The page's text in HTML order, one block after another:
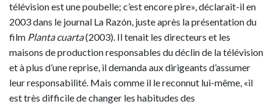
télévision est une poubelle; c’est encore pire», déclarait-il en
2003 dans le journal La Razón, juste après la présentation du
film Planta cuarta(2003). Il tenait les directeurs et les
maisons de production responsables du déclin de la télévision
et à plus d’une reprise, il demanda aux dirigeants d’assumer
leur responsabilité. Mais comme il le reconnut lui-même, «il
est très difficile de changer les habitudes des